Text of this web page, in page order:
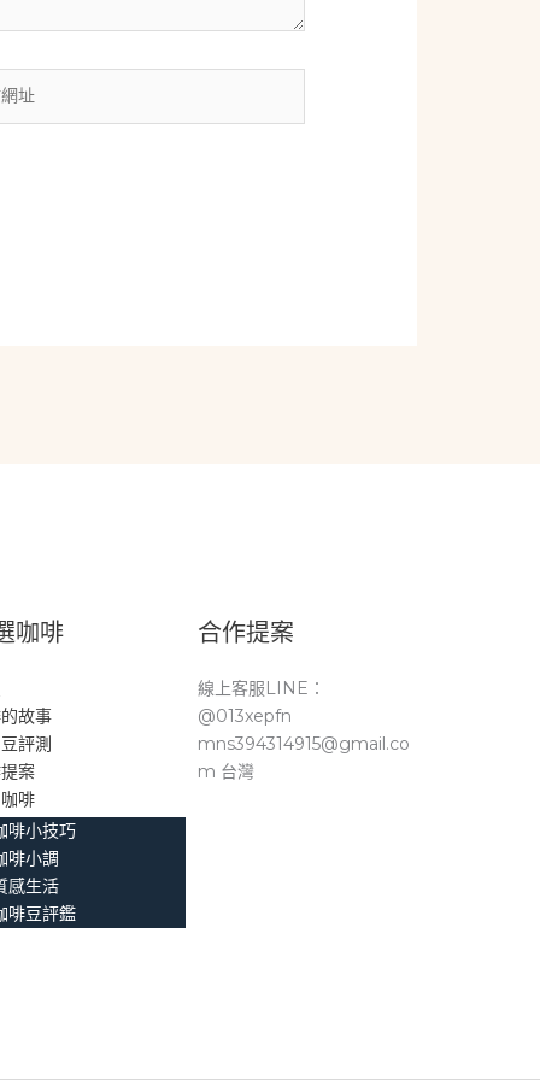
咖啡
故事
評測
案
啡
啡小技巧
啡小調
感生活
啡豆評鑑
合作提案
線上客服LINE：
@013xepfn
mns394314915@gmail.co
m 台灣